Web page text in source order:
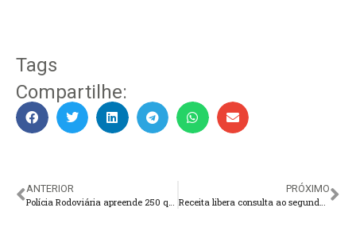
Tags
Compartilhe:
ANTERIOR
Polícia Rodoviária apreende 250 quilos de maconha
PRÓXIMO
Receita libera consulta ao segundo lote do IR 2018